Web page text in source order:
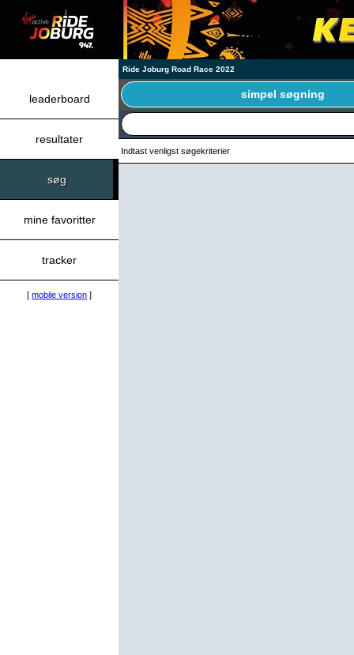
Ride Joburg Road Race 2022
leaderboard
resultater
søg
mine favoritter
tracker
[ mobile version ]
simpel søgning
Indtast venligst søgekriterier